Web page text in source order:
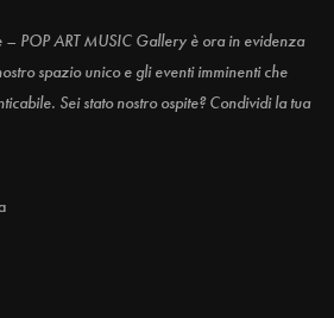
POP ART MUSIC Gallery è ora in evidenza
spazio unico e gli eventi imminenti che
Sei stato nostro ospite? Condividi la tua